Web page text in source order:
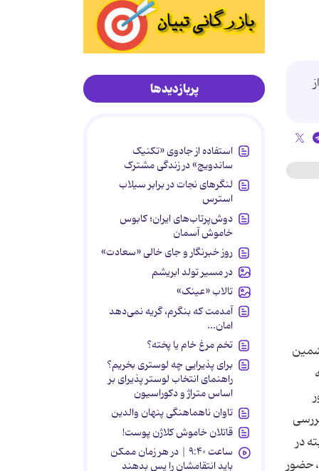
در
حضور
پربازدیدها
استفاده از جادوی «تکنیک
ساندویچ» در زندگی مشترک
لنگرهای نجات در برابر سیلاب
استرس
دوش‌پرتاب‌های ایران؛ کابوس
خاموش آسمان
روز خبرنگار و جای خالی «سعادت»
در مسیر تولد ابریشم
تالاب «عینک»
آمدمت که بنگرم، گریه نمی‌دهد
امان...
تخم مرغ خام یا پخته؟
برای پذیرایی چه لوستری بخریم؟
راهنمای انتخاب لوستر پذیرای بر
اساس متراژ و دکوراسیون
تاوان ناهماهنگی پنهان والدین
قاتلان خاموش کلاژن پوست!
ساعت ۹:۴۰ | در هر زمان ممکن
باید انتقامشان را پس بدهند